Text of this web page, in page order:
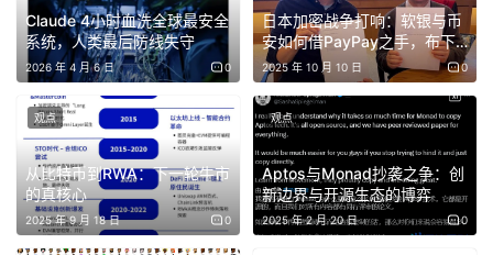
发行者层面惊人利润的日子已屈指可数——分销商开始意识
到自己的影响力并获取应得的价值份额。
鉴于这种转变，了解哪些应用程序、协议和平台正在实现真
正增长变得越来越重要。稳定币是否在推动真实支付？跨境
资金流动？机构金融？
在竞争激烈的稳定币领域，分销商需要捕捉他们创造的价值
Claude 4小时血洗全球最安全
系统，人类最后防线失守
2026 年 4 月 6 日 0
日本加密战争打响：软银与币
安如何借PayPay之手，布下
未来棋局？
2025 年 10 月 10 日 0
从比特币到RWA：下一轮牛市
的真核心
2025 年 9 月 18 日 0
观点
Aptos与Monad抄袭之争：创
新边界与开源生态的博弈
2025 年 2 月 20 日 0
观点